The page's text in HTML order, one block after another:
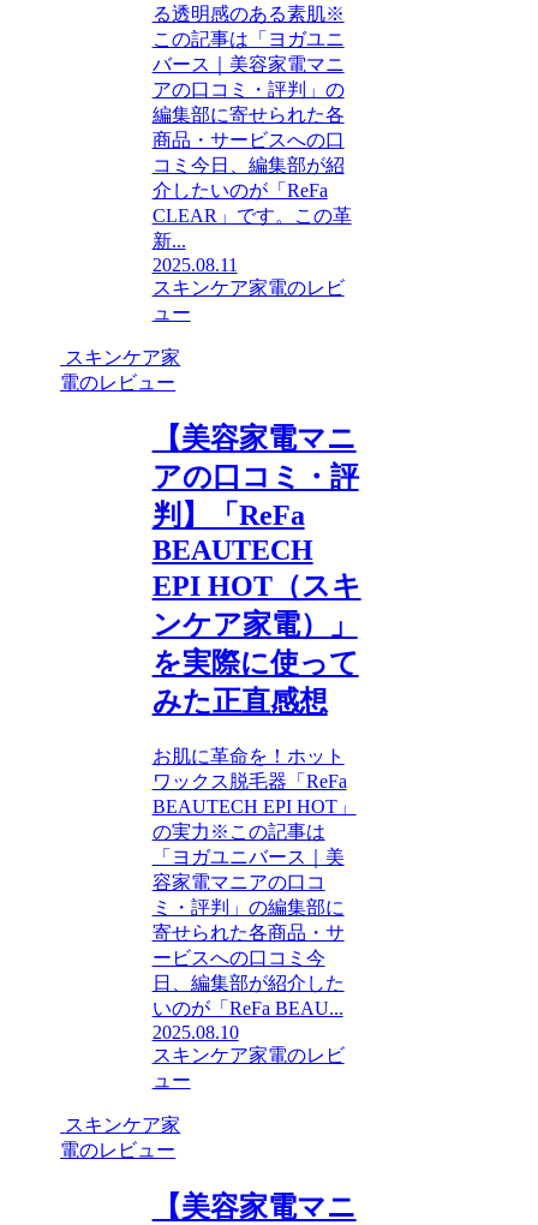
る透明感のある素肌※
この記事は「ヨガユニ
バース｜美容家電マニ
アの口コミ・評判」の
編集部に寄せられた各
商品・サービスへの口
コミ今日、編集部が紹
介したいのが「ReFa
CLEAR」です。この革
新...
2025.08.11
スキンケア家電のレビ
ュー
スキンケア家
電のレビュー
【美容家電マニ
アの口コミ・評
判】「ReFa
BEAUTECH
EPI HOT（スキ
ンケア家電）」
を実際に使って
みた正直感想
お肌に革命を！ホット
ワックス脱毛器「ReFa
BEAUTECH EPI HOT」
の実力※この記事は
「ヨガユニバース｜美
容家電マニアの口コ
ミ・評判」の編集部に
寄せられた各商品・サ
ービスへの口コミ今
日、編集部が紹介した
いのが「ReFa BEAU...
2025.08.10
スキンケア家電のレビ
ュー
スキンケア家
電のレビュー
【美容家電マニ